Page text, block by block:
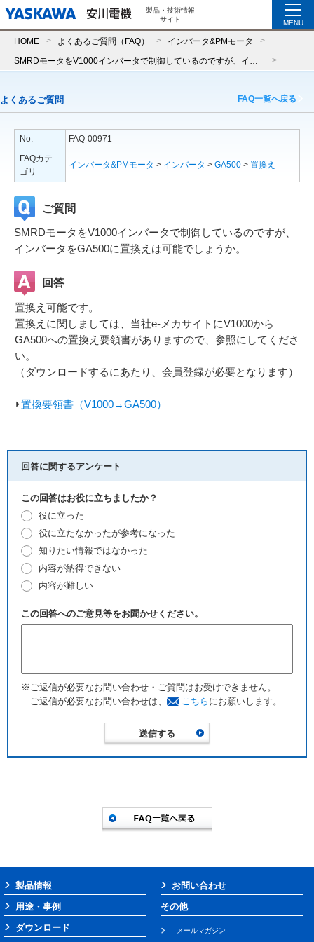
製品・技術情報
サイト
MENU
HOME よくあるご質問（FAQ） インバータ&PMモータ
よくあるご質問 FAQ一覧へ戻る
No.
FAQ-00971
FAQカテ
ゴリ
インバータ&PMモータ > インバータ > GA500 > 置換え
ご質問
SMRDモータをV1000インバータで制御しているのですが、
インバータをGA500に置換えは可能でしょうか。
回答
置換え可能です。
置換えに関しましては、当社e-メカサイトにV1000から
GA500への置換え要領書がありますので、参照にしてくださ
い。
（ダウンロードするにあたり、会員登録が必要となります）
⏵置換要領書（V1000→GA500）
回答に関するアンケート
この回答はお役に立ちましたか？
役に立った
役に立たなかったが参考になった
知りたい情報ではなかった
内容が納得できない
内容が難しい
この回答へのご意見等をお聞かせください。
※ご返信が必要なお問い合わせ・ご質問はお受けできません。
ご返信が必要なお問い合わせは、
こちら にお願いします。
製品情報
用途・事例
ダウンロード
お問い合わせ
その他
メールマガジン